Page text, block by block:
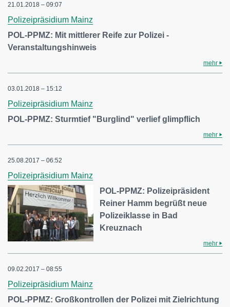
21.01.2018 – 09:07
Polizeipräsidium Mainz
POL-PPMZ: Mit mittlerer Reife zur Polizei -
Veranstaltungshinweis
mehr
03.01.2018 – 15:12
Polizeipräsidium Mainz
POL-PPMZ: Sturmtief "Burglind" verlief glimpflich
mehr
25.08.2017 – 06:52
Polizeipräsidium Mainz
POL-PPMZ: Polizeipräsident
Reiner Hamm begrüßt neue
Polizeiklasse in Bad
Kreuznach
mehr
09.02.2017 – 08:55
Polizeipräsidium Mainz
POL-PPMZ: Großkontrollen der Polizei mit Zielrichtung